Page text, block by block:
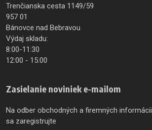
Trenčianska cesta 1149/59
957 01
Bánovce nad Bebravou
Výdaj skladu:
8:00-11:30
12:00 - 15:00
Zasielanie noviniek e-mailom
Na odber obchodných a firemných informácii
sa zaregistrujte